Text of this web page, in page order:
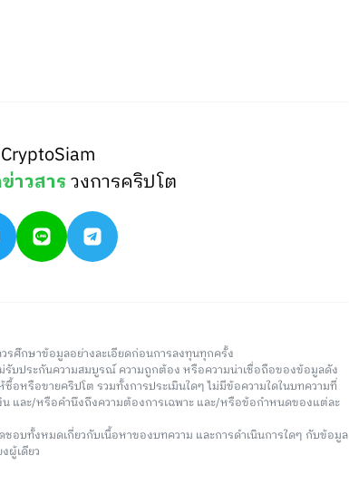
าวสารวงการคริปโต
รศึกษาข้อมูลอย่างละเอียดก่อนการลงทุนทุกครั้ง
รับประกันความสมบูรณ์ ความถูกต้อง หรือความน่าเชื่อถือของข้อมูลดัง
อหรือขายคริปโต รวมทั้งการประเมินใดๆ ไม่มีข้อความใดในบทความที่
และ/หรือคำนึงถึงความต้องการเฉพาะ และ/หรือข้อกำหนดของแต่ละ
อบทั้งหมดเกี่ยวกับเนื้อหาของบทความ และการดำเนินการใดๆ กับข้อมูล
ผู้เดียว